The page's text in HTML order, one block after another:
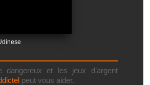
dangereux et les jeux d’argent
peut vous aider.